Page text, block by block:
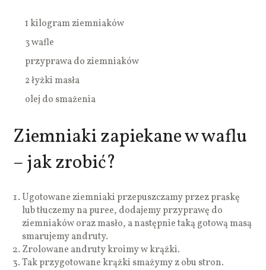
1 kilogram ziemniaków
3 wafle
przyprawa do ziemniaków
2 łyżki masła
olej do smażenia
Ziemniaki zapiekane w waflu
– jak zrobić?
Ugotowane ziemniaki przepuszczamy przez praskę
lub tłuczemy na puree, dodajemy przyprawę do
ziemniaków oraz masło, a następnie taką gotową masą
smarujemy andruty.
Zrolowane andruty kroimy w krążki.
Tak przygotowane krążki smażymy z obu stron.